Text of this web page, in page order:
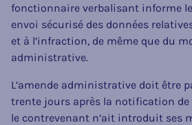
fonctionnaire verbalisant informe
envoi sécurisé des données
et à l’infraction, de même que du
administrative.
L’amende administrative doit être
trente jours après la notification de
le contrevenant n’ait introduit ses